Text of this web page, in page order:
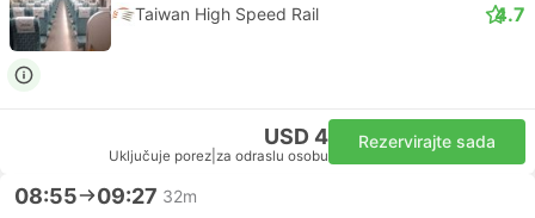
Taiwan High Speed Rail 4.7
USD 4
Uključuje porez za odraslu osobu
Rezervirajte sada
08:55 09:27 32m